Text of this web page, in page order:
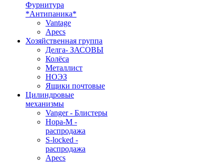
Фурнитура
*Антипаника*
Vantage
Apecs
Хозяйственная группа
Делга- ЗАСОВЫ
Колёса
Металлист
НОЭЗ
Ящики почтовые
Цилиндровые
механизмы
Vanger - Блистеры
Нора-М -
распродажа
S-locked -
распродажа
Apecs